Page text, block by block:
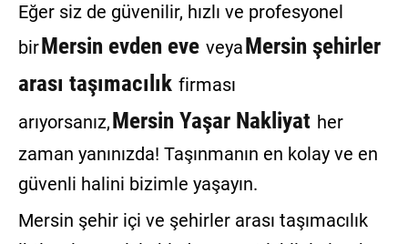
Eğer siz de güvenilir, hızlı ve profesyonel
birMersin evden eve veyaMersin şehirler
arası taşımacılık firması
arıyorsanız,Mersin Yaşar Nakliyat her
zaman yanınızda! Taşınmanın en kolay ve en
güvenli halini bizimle yaşayın.
Mersin şehir içi ve şehirler arası taşımacılık